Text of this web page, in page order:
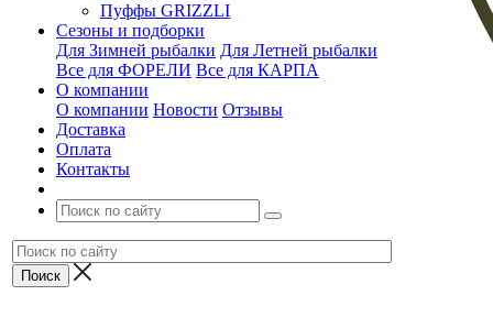
Пуффы GRIZZLI
Сезоны и подборки
Для Зимней рыбалки Для Летней рыбалки
Все для ФОРЕЛИ Все для КАРПА
О компании
О компании Новости Отзывы
Доставка
Оплата
Контакты